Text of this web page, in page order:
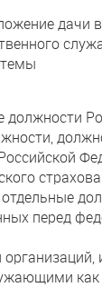
дачи
перед